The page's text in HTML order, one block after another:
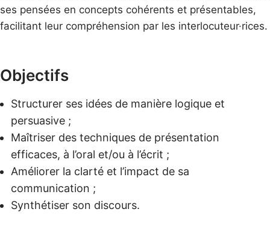
ses pensées en concepts cohérents et présentables,
facilitant leur compréhension par les interlocuteur·rices.
Objectifs
Structurer ses idées de manière logique et
persuasive ;
Maîtriser des techniques de présentation
efficaces, à l’oral et/ou à l’écrit ;
Améliorer la clarté et l’impact de sa
communication ;
Synthétiser son discours.